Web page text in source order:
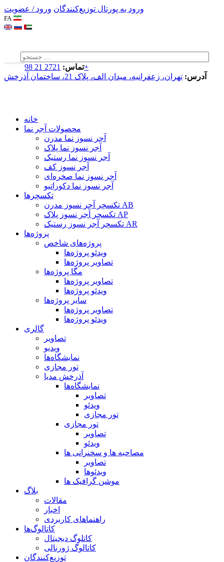
ورود به پورتال توزیع‌کنندگان ورود / عضویت
FA
تماس:2721 21 98+
آدرس: تهران، زعفرانیه، میدان الف، پلاک 21، ساختمان آذرخش
خانه
محصولات آجر نما
آجر نسوز نما مدرن
آجر نسوز نما پلاک
آجر نسوز نما رستیک
آجر نسوز کف
آجر نسوز نما صخره‌ای
آجر نسوز نما دکوراتیو
تکسچرها
تکسچر آجر نسوز مدرن AB
تکسچر آجر نسوز پلاک AP
تکسچر آجر نسوز رستیک AR
پروژه‌ها
پروژه‌های شاخص
ویدئو پروژه‌ها
تصاویر پروژه‌ها
مگا پروژه‌ها
تصاویر پروژه‌ها
ویدئو پروژه‌ها
سایر پروژه‌ها
تصاویر پروژه‌ها
ویدئو پروژه‌ها
گالری
تصاویر
ویدیو
نمایشگاه‌ها
تور مجازی
آذرخش مدیا
نمایشگاه‌ها
تصاویر
ویدئو
تور مجازی
تور مجازی
تصاویر
ویدئو
مصاحبه ها و سخنرانی ها
تصاویر
ویدئوها
موشن گرافیک ها
بلاگ
مقالات
اخبار
راهنماهای کاربردی
کاتالوگ‌ها
کاتلوگ دیجیتال
کاتالوگ ژورنالی
توزیع‌کنندگان